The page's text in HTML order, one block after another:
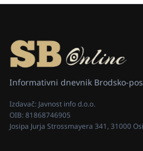
Informativni dnevnik Brodsko-
Izdavač: Javnost info d.o.o.
OIB:81868746905
Josipa Jurja Strossmayera 341, 31000